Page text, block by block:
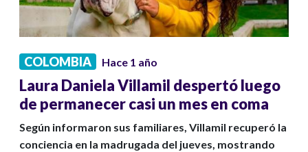
COLOMBIA Hace 1 año
Laura Daniela Villamil despertó luego
de permanecer casi un mes en coma
Según informaron sus familiares, Villamil recuperó la
conciencia en la madrugada del jueves, mostrando